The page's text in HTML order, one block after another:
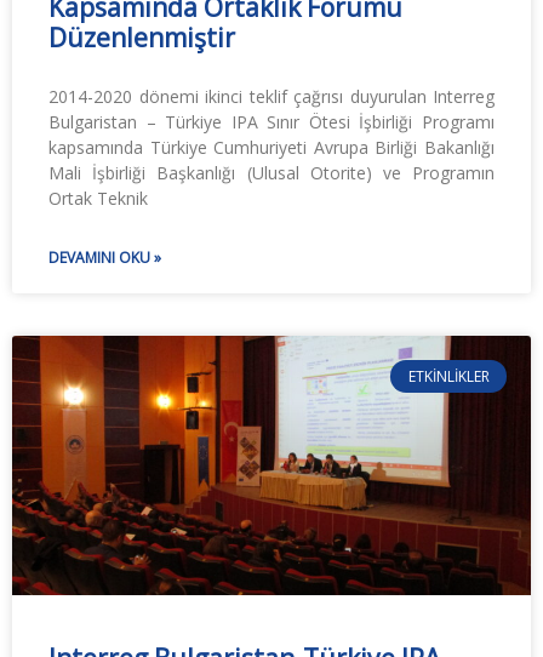
Kapsamında Ortaklık Forumu
Düzenlenmiştir
2014-2020 dönemi ikinci teklif çağrısı duyurulan Interreg
Bulgaristan – Türkiye IPA Sınır Ötesi İşbirliği Programı
kapsamında Türkiye Cumhuriyeti Avrupa Birliği Bakanlığı
Mali İşbirliği Başkanlığı (Ulusal Otorite) ve Programın
Ortak Teknik
DEVAMINI OKU »
ETKINLIKLER